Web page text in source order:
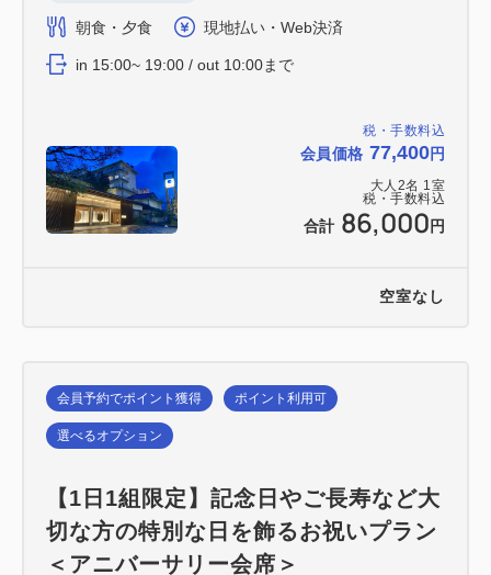
税・手数料込
会員価格 77,400円
大人 2名 1 室
税・手数料込
合計 86,000 円
朝食・夕食 現地払い・Web決済
in 15:00~ 19:00 / out 10:00まで
空室なし
会員予約でポイント獲得 ポイント利用可
選べるオプション
【1日1組限定】記念日やご長寿など大
切な方の特別な日を飾るお祝いプラン
＜アニバーサリー会席＞